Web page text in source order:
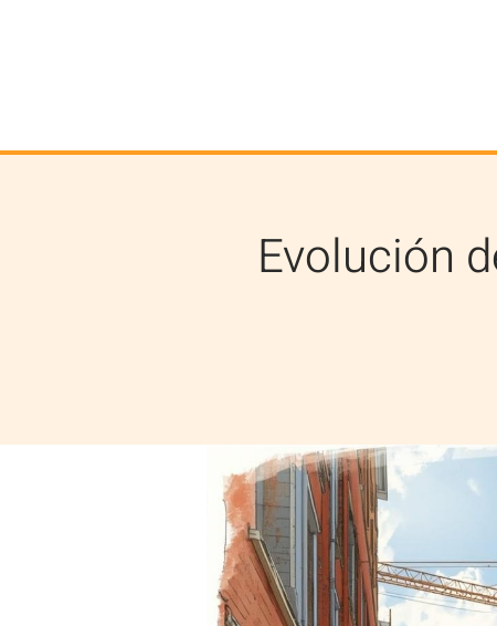
Evolución